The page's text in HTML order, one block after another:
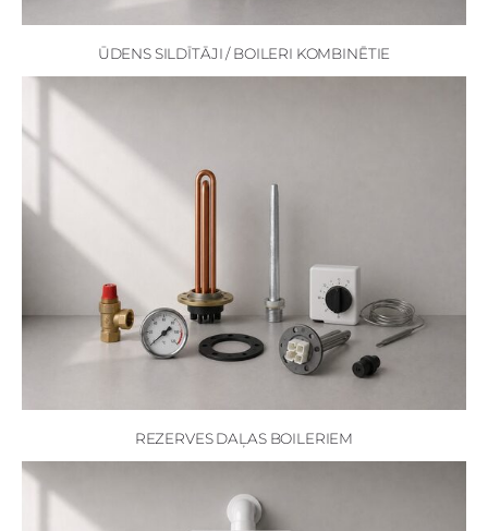
ŪDENS SILDĪTĀJI / BOILERI KOMBINĒTIE
REZERVES DAĻAS BOILERIEM